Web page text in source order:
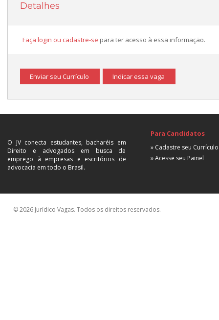
Detalhes
Faça login ou cadastre-se para ter acesso à essa informação.
Enviar seu Currículo Indicar essa vaga
O JV conecta estudantes, bacharéis em
Direito e advogados em busca de
emprego à empresas e escritórios de
advocacia em todo o Brasil.
Para Candidatos
» Cadastre seu Currículo
» Acesse seu Painel
© 2026 Jurídico Vagas. Todos os direitos reservados.